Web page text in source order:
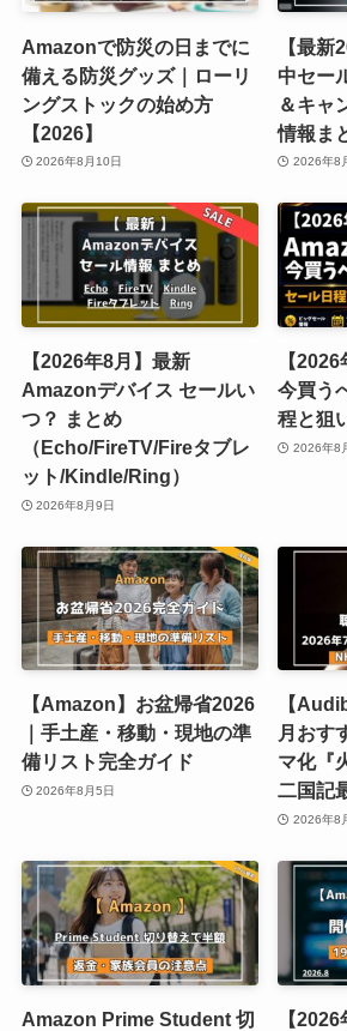
Amazonで防災の日までに
備える防災グッズ｜ローリ
ングストックの始め方
【2026】
2026年8月10日
【最
中セー
＆キャ
情報ま
2026年8
【2026年8月】最新
Amazonデバイス セールい
つ？ まとめ
（Echo/FireTV/Fireタブレ
ット/Kindle/Ring）
2026年8月9日
【
今買う
程と狙
2026年8
【Amazon】お盆帰省2026
｜手土産・移動・現地の準
備リスト完全ガイド
2026年8月5日
【
月おす
マ化『
二国記
2026年8
Amazon Prime Student 切
【